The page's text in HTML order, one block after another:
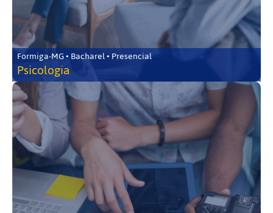
Formiga-MG • Bacharel • Presencial
Psicologia